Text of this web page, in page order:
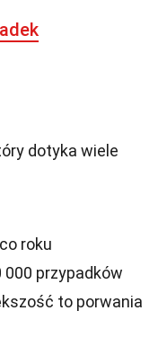
dotyka wiele
roku
000 przypadków
to porwania